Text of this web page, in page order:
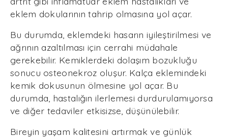
eklem dokularının tahrip olmasına yol açar.
Bu durumda, eklemdeki hasarın iyileştirilmesi ve
ağrının azaltılması için cerrahi müdahale
gerekebilir. Kemiklerdeki dolaşım bozukluğu
sonucu osteonekroz oluşur. Kalça eklemindeki
kemik dokusunun ölmesine yol açar. Bu
durumda, hastalığın ilerlemesi durdurulamıyorsa
ve diğer tedaviler etkisizse, düşünülebilir.
Bireyin yaşam kalitesini artırmak ve günlük